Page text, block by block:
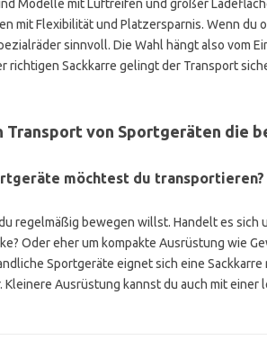
Modelle mit Luftreifen und großer
mit Flexibilität und Platzersparnis. Wenn du
sinnvoll. Die Wahl hängt also vom
richtigen Sackkarre gelingt der Transport
Transport von Sportgeräten die
möchtest du transportieren?
regelmäßig bewegen willst. Handelt es sich
Oder eher um kompakte Ausrüstung wie
Sportgeräte eignet sich eine
Ausrüstung kannst du auch mit einer